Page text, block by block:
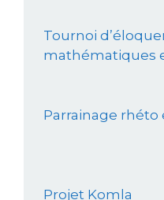
Tournoi
mathématiques
Parrainage rhéto
Projet Komla